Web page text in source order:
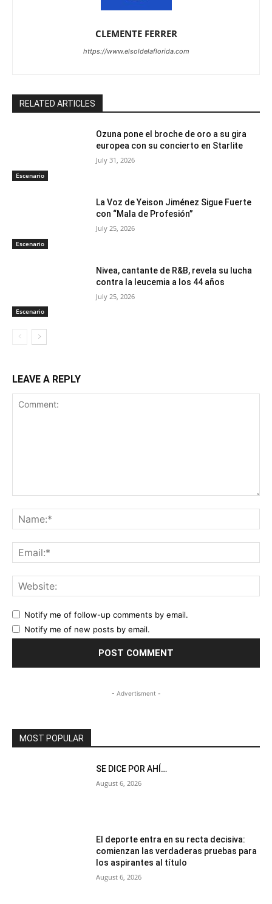
CLEMENTE FERRER
https://www.elsoldelaflorida.com
RELATED ARTICLES
Escenario
Ozuna pone el broche de oro a su gira
europea con su concierto en Starlite
July 31, 2026
Escenario
La Voz de Yeison Jiménez Sigue Fuerte
con “Mala de Profesión”
July 25, 2026
Escenario
Nivea, cantante de R&B, revela su lucha
contra la leucemia a los 44 años
July 25, 2026
LEAVE A REPLY
Notify me of follow-up comments by email.
Notify me of new posts by email.
- Advertisment -
MOST POPULAR
SE DICE POR AHÍ…
August 6, 2026
El deporte entra en su recta decisiva:
comienzan las verdaderas pruebas para
los aspirantes al título
August 6, 2026